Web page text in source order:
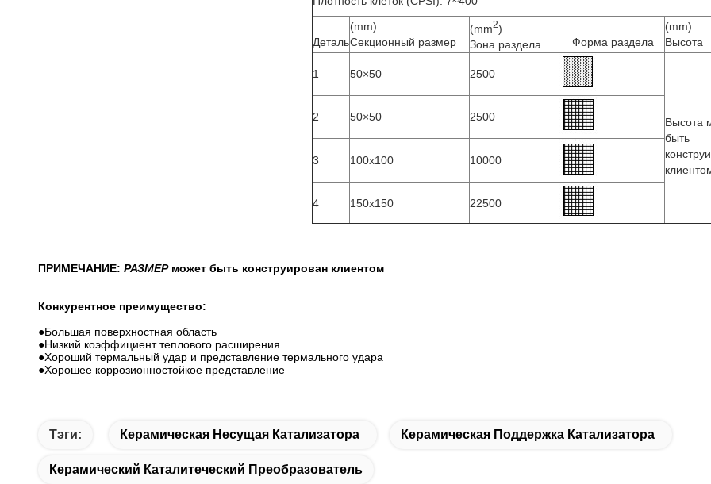
Деталь
(mm)
Секционный размер
(mm2)
Зона раздела
Форма раздела
(mm)
Высота
1 50×50 2500
Высота
быть
2 50×50 2500
3 100x100 10000
4 150x150 22500
ПРИМЕЧАНИЕ: РАЗМЕРможет быть конструирован клиентом
Конкурентное преимущество:
●Большая поверхностная область
●Низкий коэффициент теплового расширения
●Хороший термальный удар и представление термального удара
●Хорошее коррозионностойкое представление
Тэги: Керамическая Несущая Катализатора Керамическая Поддержка Катализатора
Керамический Каталитеческий Преобразователь